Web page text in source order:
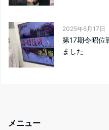
2025年6月17日
第17期令昭位
ました
メニュー